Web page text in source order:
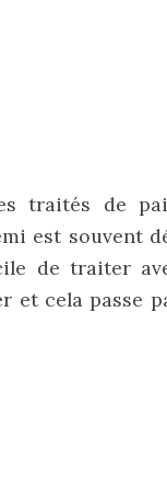
traités de
est souvent
de traiter
et cela passe